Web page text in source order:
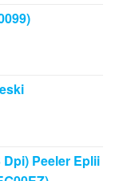
Dpi) Peeler Eplii